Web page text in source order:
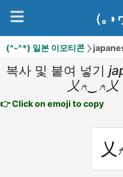
（｡
(^-^*) 일본 이모티콘
복사 및 붙여 넣기
乂⍲‿⍲乂
👉 Click on emoji to copy